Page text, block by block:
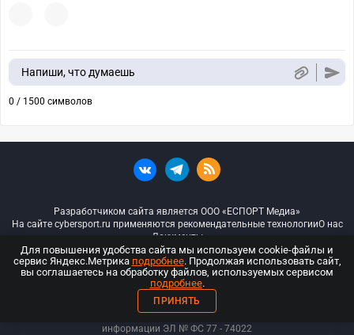
Напиши, что думаешь
0 / 1500 символов
Разработчиком сайта является ООО «ЕСПОРТ Медиа»
На сайте cybersport.ru применяются рекомендательные технологииО нас
Документы
© ООО «Киберспорт.ру» — Все права защищены
18+
ООО «Киберспорт.ру». Свидетельство о регистрации средств массовой
информации ЭЛ № ФС 77 - 74022
Для повышения удобства сайта мы используем cookie-файлы и
сервис Яндекс.Метрика подробнее. Продолжая использовать сайт,
вы соглашаетесь на обработку файлов, используемых сервисом
подробнее.
ПРИНЯТЬ